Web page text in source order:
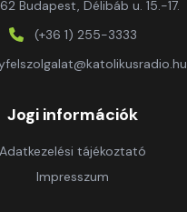
Budapest, Délibáb u. 15.-17.
(+36 1) 255-3333
Jogi információk
Adatkezelési tájékoztató
Impresszum